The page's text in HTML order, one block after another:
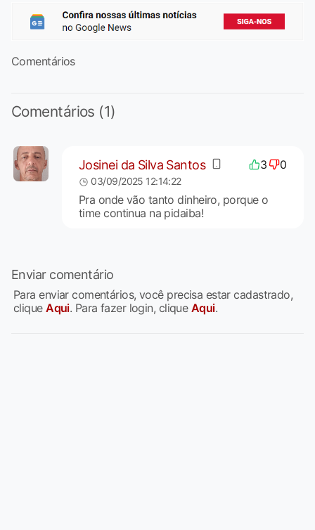
Comentários
Comentários (1)
Josinei da Silva Santos 3 0
03/09/2025 12:14:22
Pra onde vão tanto dinheiro, porque o
time continua na pidaiba!
Enviar comentário
Para enviar comentários, você precisa estar cadastrado,
cliqueAqui. Para fazer login, clique Aqui.